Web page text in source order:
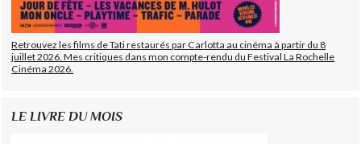
Retrouvez les films de Tati restaurés par Carlotta au cinéma à partir du 8
juillet 2026. Mes critiques dans mon compte-rendu du Festival La Rochelle
Cinéma 2026.
LE LIVRE DU MOIS